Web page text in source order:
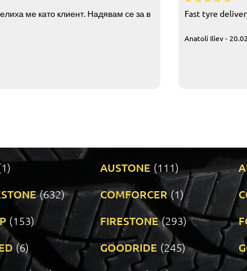
ме като клиент. Надявам се за в
Fast tyre
Anatoli Iliev -
AUSTONE (111)
(632) COMFORCER (1)
(153) FIRESTONE (293)
(6) GOODRIDE (245)